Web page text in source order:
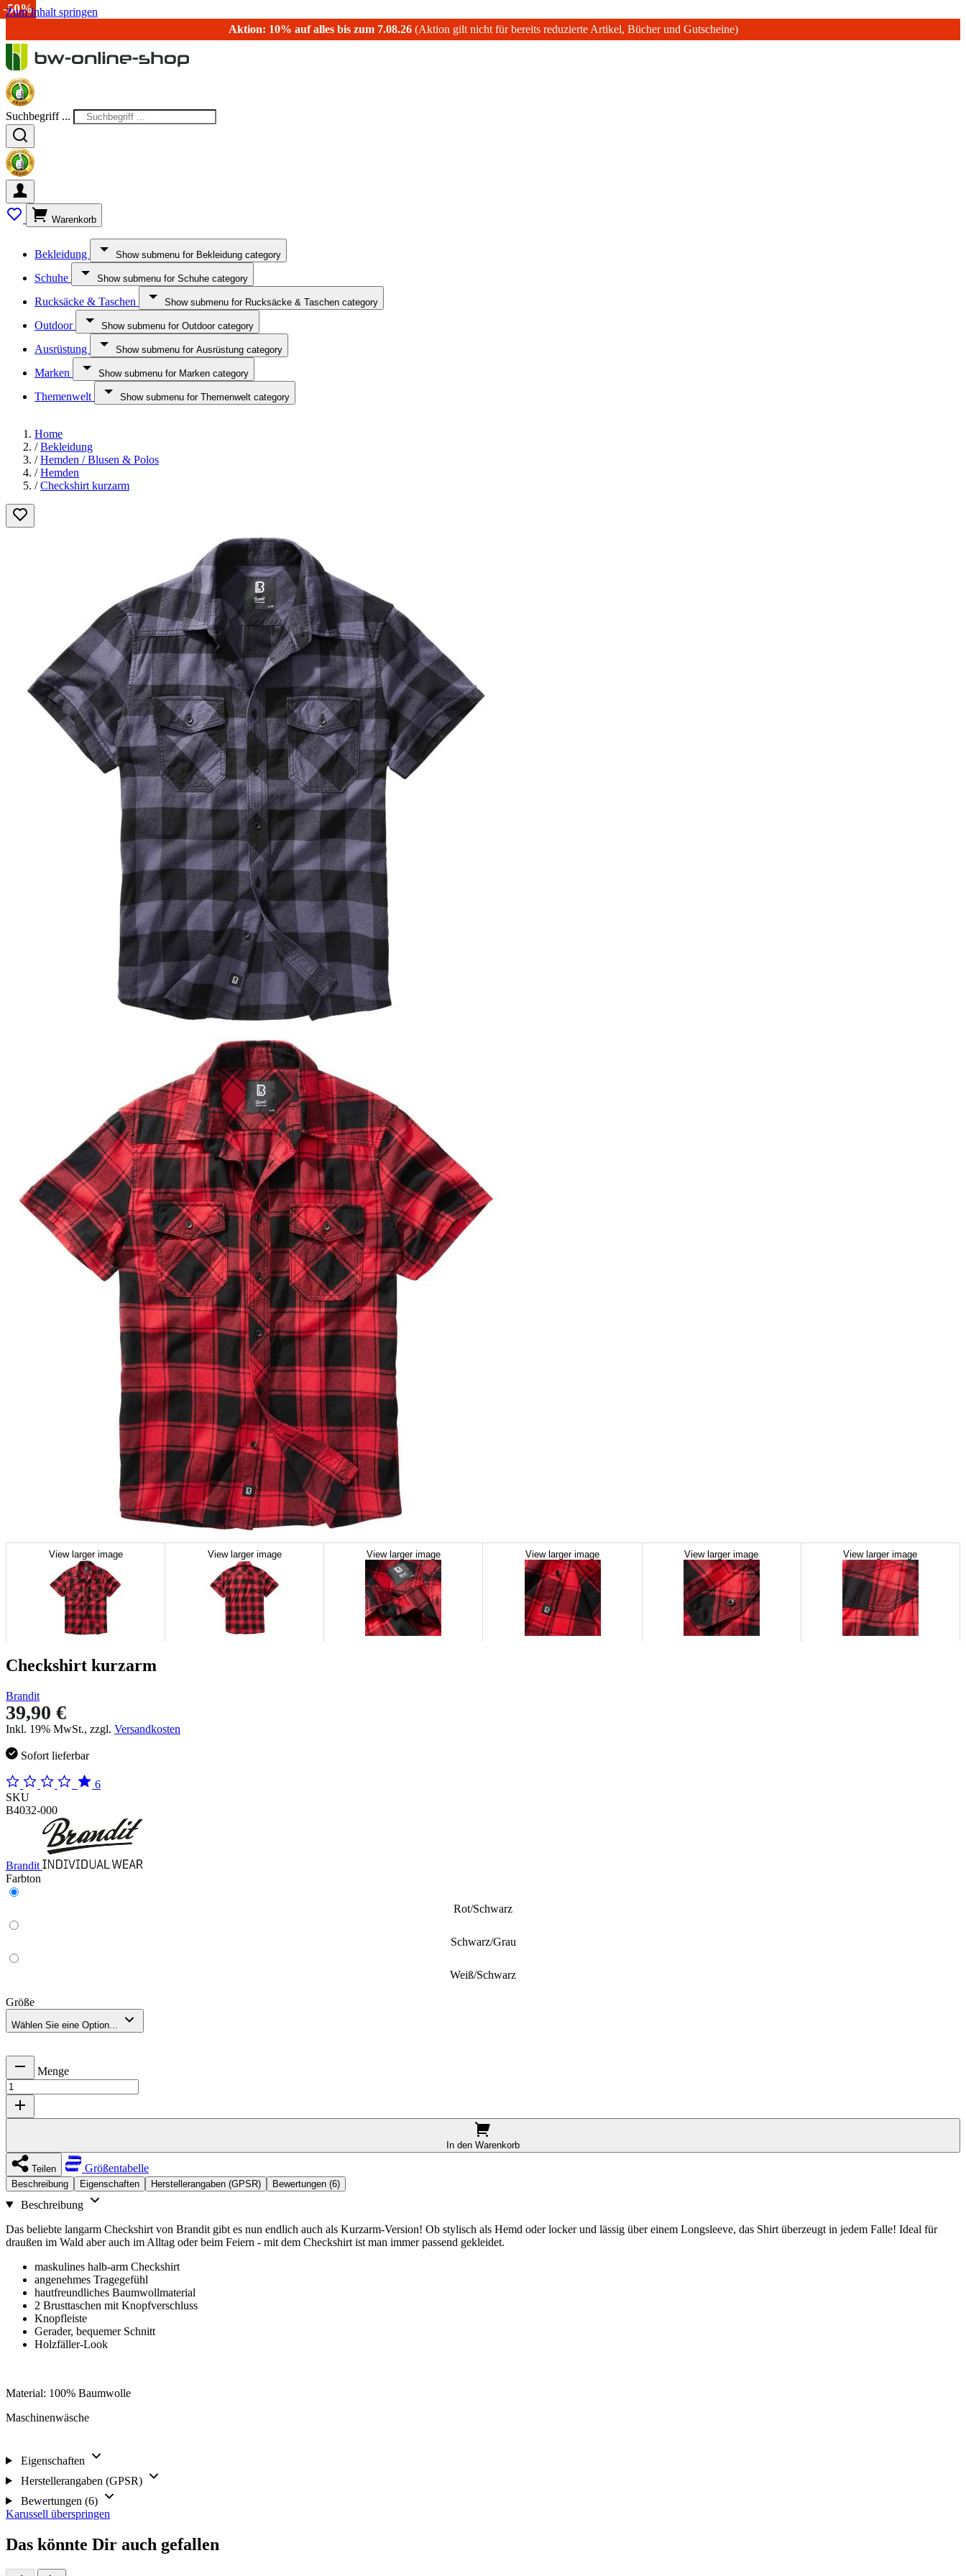
Zum Inhalt springen
Aktion: 10% auf alles bis zum 7.08.26(Aktion gilt nicht für bereits reduzierte Artikel, Bücher und Gutscheine)
Suchbegriff ...
Warenkorb
Bekleidung Show submenu for Bekleidung category
Schuhe Show submenu for Schuhe category
Rucksäcke & Taschen Show submenu for Rucksäcke & Taschen category
Outdoor Show submenu for Outdoor category
Ausrüstung Show submenu for Ausrüstung category
Marken Show submenu for Marken category
Themenwelt Show submenu for Themenwelt category
Home
/ Bekleidung
/ Hemden / Blusen & Polos
/ Hemden
/ Checkshirt kurzarm
View larger image View larger image View larger image View larger image View larger image View larger image
Checkshirt kurzarm
Brandit
39,90 €
Inkl. 19% MwSt., zzgl. Versandkosten
Sofort lieferbar
6
SKU
B4032-000
Brandit
Farbton
Rot/schwarz
Schwarz/grau
Weiß/schwarz
Größe
Wählen Sie eine Option...
Menge
In den Warenkorb
Teilen Größentabelle
Beschreibung Eigenschaften Herstellerangaben (GPSR) Bewertungen (6)
Beschreibung
Das beliebte langarm Checkshirt von Brandit gibt es nun endlich auch als Kurzarm-Version! Ob stylisch als Hemd oder locker und lässig über einem Longsleeve, das Shirt überzeugt in jedem Falle! Ideal für
draußen im Wald aber auch im Alltag oder beim Feiern - mit dem Checkshirt ist man immer passend gekleidet.
maskulines halb-arm Checkshirt
angenehmes Tragegefühl
hautfreundliches Baumwollmaterial
2 Brusttaschen mit Knopfverschluss
Knopfleiste
Gerader, bequemer Schnitt
Holzfäller-Look
Material: 100% Baumwolle
Maschinenwäsche
Eigenschaften
Herstellerangaben (GPSR)
Bewertungen (6)
Karussell überspringen
Das könnte Dir auch gefallen
-15%
-50%